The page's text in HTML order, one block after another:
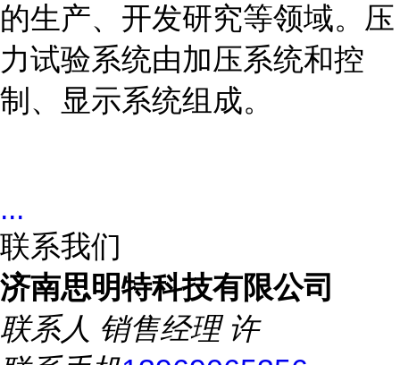
的生产、开发研究等领域。压
力试验系统由加压系统和控
制、显示系统组成。
...
联系我们
济南思明特科技有限公司
联系人 销售经理 许